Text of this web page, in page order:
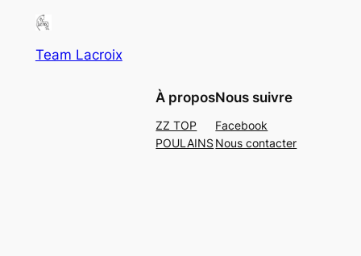
Team Lacroix
À propos
ZZ TOP
POULAINS
Nous suivre
Facebook
Nous contacter